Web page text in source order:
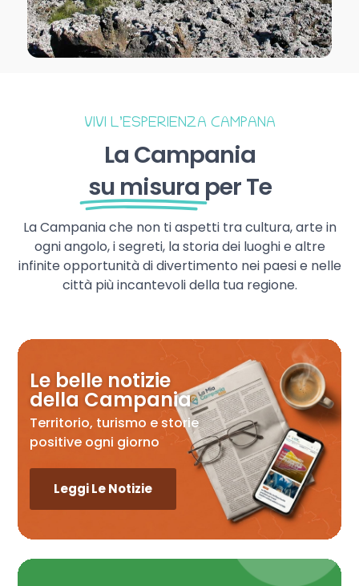
VIVI L’ESPERIENZA CAMPANA
La Campania
su misura per Te
La Campania che non ti aspetti tra cultura, arte in
ogni angolo, i segreti, la storia dei luoghi e altre
infinite opportunità di divertimento nei paesi e nelle
città più incantevoli della tua regione.
Le belle notizie
della Campania
Territorio, turismo e storie
positive ogni giorno
Leggi Le Notizie